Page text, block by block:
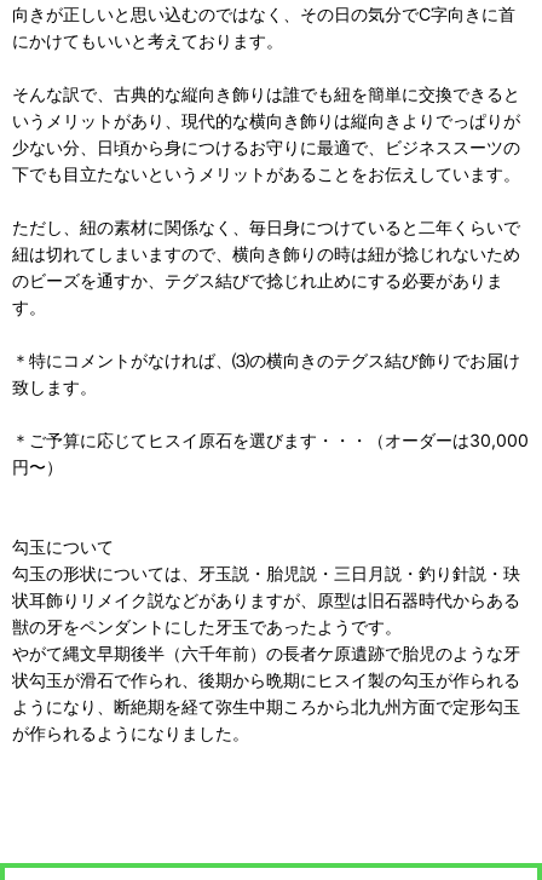
向きが正しいと思い込むのではなく、その日の気分でC字向きに首
にかけてもいいと考えております。
そんな訳で、古典的な縦向き飾りは誰でも紐を簡単に交換できると
いうメリットがあり、現代的な横向き飾りは縦向きよりでっぱりが
少ない分、日頃から身につけるお守りに最適で、ビジネススーツの
下でも目立たないというメリットがあることをお伝えしています。
ただし、紐の素材に関係なく、毎日身につけていると二年くらいで
紐は切れてしまいますので、横向き飾りの時は紐が捻じれないため
のビーズを通すか、テグス結びで捻じれ止めにする必要がありま
す。
＊特にコメントがなければ、⑶の横向きのテグス結び飾りでお届け
致します。
＊ご予算に応じてヒスイ原石を選びます・・・（オーダーは30,000
円〜）
勾玉について
勾玉の形状については、牙玉説・胎児説・三日月説・釣り針説・玦
状耳飾りリメイク説などがありますが、原型は旧石器時代からある
獣の牙をペンダントにした牙玉であったようです。
やがて縄文早期後半（六千年前）の長者ケ原遺跡で胎児のような牙
状勾玉が滑石で作られ、後期から晩期にヒスイ製の勾玉が作られる
ようになり、断絶期を経て弥生中期ころから北九州方面で定形勾玉
が作られるようになりました。